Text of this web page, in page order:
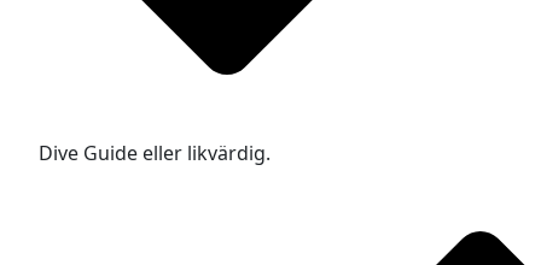
Dive Guide eller likvärdig.